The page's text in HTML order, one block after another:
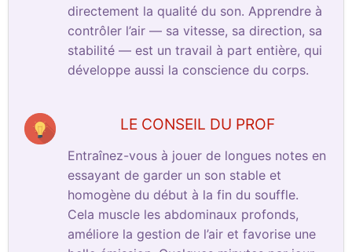
directement la qualité du son. Apprendre à
contrôler l’air — sa vitesse, sa direction, sa
stabilité — est un travail à part entière, qui
développe aussi la conscience du corps.
LE CONSEIL DU PROF
Entraînez-vous à jouer de longues notes en
essayant de garder un son stable et
homogène du début à la fin du souffle.
Cela muscle les abdominaux profonds,
améliore la gestion de l’air et favorise une